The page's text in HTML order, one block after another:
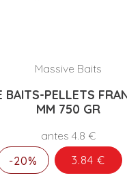
Massive Baits
BAITS-PELLETS
MM 750 GR
antes 4.8 €
-20%
3.84 €